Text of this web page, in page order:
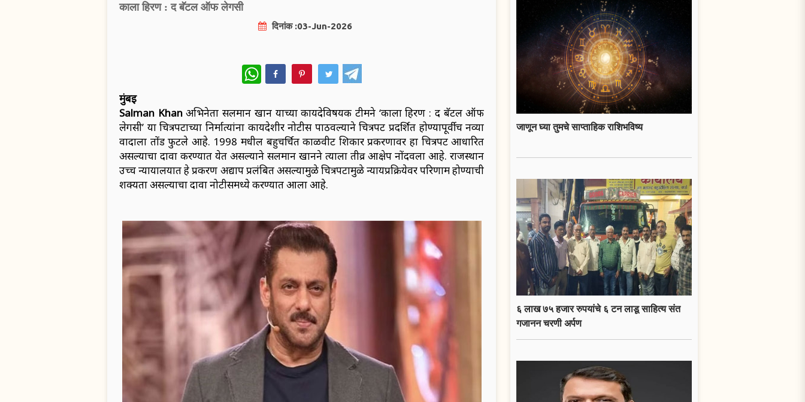
काला हिरण : द बॅटल ऑफ लेगसी
दिनांक :03-Jun-2026
WhatsApp
मुंबई
Salman Khanअभिनेता सलमान खान याच्या कायदेविषयक टीमने ‘काला हिरण : द बॅटल ऑफ
लेगसी’ या चित्रपटाच्या निर्मात्यांना कायदेशीर नोटीस पाठवल्याने चित्रपट प्रदर्शित होण्यापूर्वीच नव्या
वादाला तोंड फुटले आहे. 1998 मधील बहुचर्चित काळवीट शिकार प्रकरणावर हा चित्रपट आधारित
असल्याचा दावा करण्यात येत असल्याने सलमान खानने त्याला तीव्र आक्षेप नोंदवला आहे. राजस्थान
उच्च न्यायालयात हे प्रकरण अद्याप प्रलंबित असल्यामुळे चित्रपटामुळे न्यायप्रक्रियेवर परिणाम होण्याची
शक्यता असल्याचा दावा नोटीसमध्ये करण्यात आला आहे.
जाणून घ्या तुमचे साप्ताहिक राशिभविष्य
६ लाख ७५ हजार रुपयांचे ६ टन लाडू साहित्य संत
गजानन चरणी अर्पण